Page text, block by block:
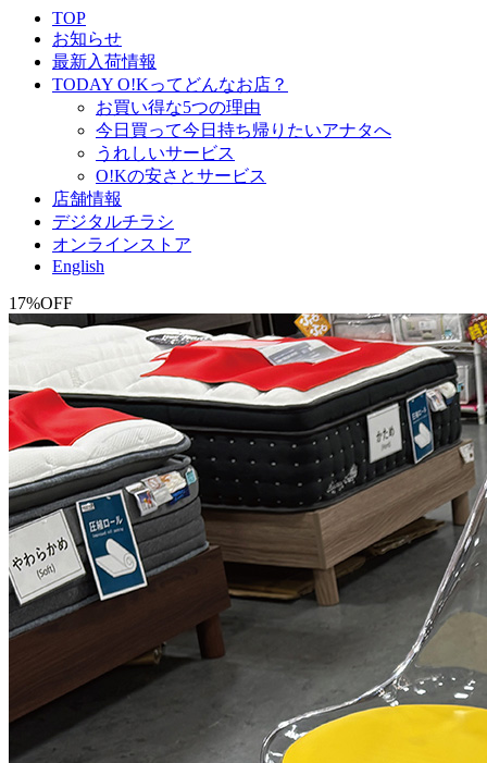
TOP
お知らせ
最新入荷情報
TODAY O!Kってどんなお店？
お買い得な5つの理由
今日買って今日持ち帰りたいアナタへ
うれしいサービス
O!Kの安さとサービス
店舗情報
デジタルチラシ
オンラインストア
English
17%OFF